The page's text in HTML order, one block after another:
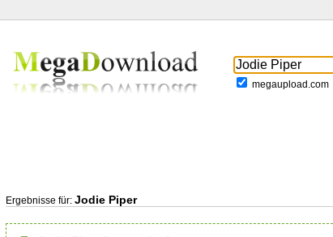
megaupload.com
Ergebnisse für: Jodie Piper